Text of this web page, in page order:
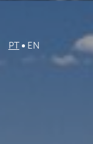
PT EN